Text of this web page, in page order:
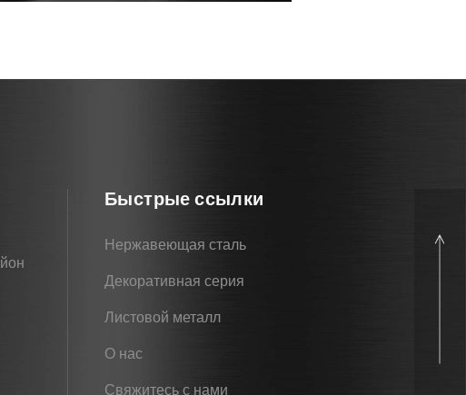
Быстрые ссылки
Нержавеющая сталь
Декоративная серия
Листовой металл
О нас